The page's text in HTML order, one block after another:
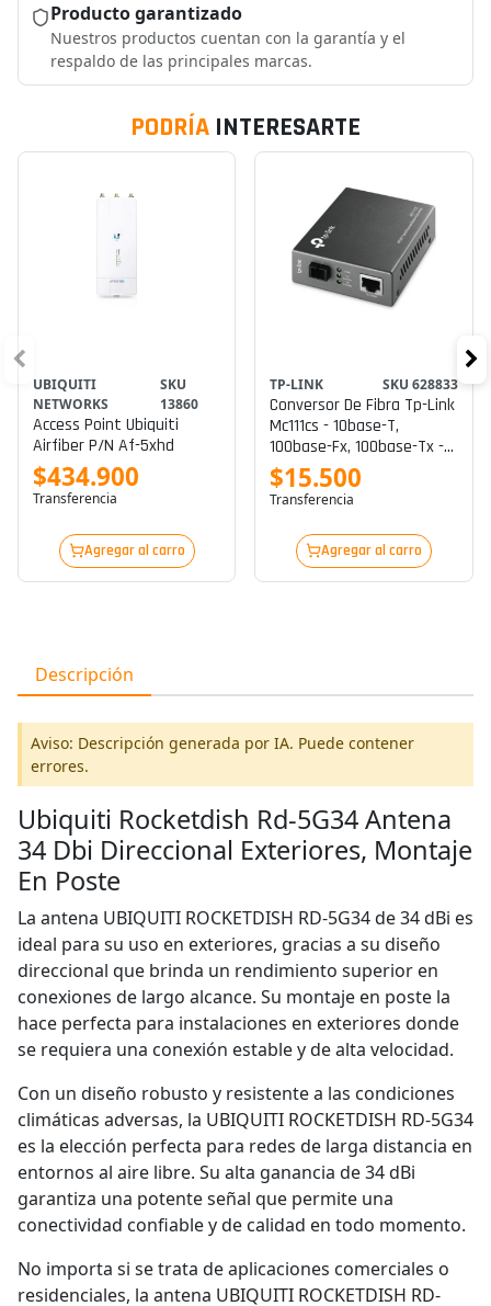
Producto garantizado
Nuestros productos cuentan con la garantía y el
respaldo de las principales marcas.
PODRÍA INTERESARTE
UBIQUITI
NETWORKS
SKU
13860
Access Point Ubiquiti
Airfiber P/n Af-5xhd
$434.900
Transferencia
Agregar al carro
TP-LINK SKU 628833
Conversor De Fibra Tp-Link
Mc111cs - 10base-T,
100base-Fx, 100base-Tx -
Rj-45 / Modo Sencillo Sc -
Hasta 20 Km - 1550 (tx) /
1310 (rx) Nm
$15.500
Transferencia
Agregar al carro
Descripción
Aviso: Descripción generada por IA. Puede contener
errores.
Ubiquiti Rocketdish Rd-5G34 Antena
34 Dbi Direccional Exteriores, Montaje
En Poste
La antena UBIQUITI ROCKETDISH RD-5G34 de 34 dBi es
ideal para su uso en exteriores, gracias a su diseño
direccional que brinda un rendimiento superior en
conexiones de largo alcance. Su montaje en poste la
hace perfecta para instalaciones en exteriores donde
se requiera una conexión estable y de alta velocidad.
Con un diseño robusto y resistente a las condiciones
climáticas adversas, la UBIQUITI ROCKETDISH RD-5G34
es la elección perfecta para redes de larga distancia en
entornos al aire libre. Su alta ganancia de 34 dBi
garantiza una potente señal que permite una
conectividad confiable y de calidad en todo momento.
No importa si se trata de aplicaciones comerciales o
residenciales, la antena UBIQUITI ROCKETDISH RD-